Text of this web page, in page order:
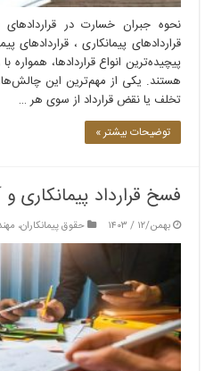
نحوه جبران خسارت در
قراردادهای پیمانکاری ، قراردادهای
پیچیده‌ترین انواع قراردادها،
هستند. یکی از مهم‌ترین این
تخلف یا نقض قرارداد از سوی هر …
توضیحات بیشتر »
فسخ قرارداد پیمانکاری و
بهمن/۱۲ / ۱۴۰۳ حقوق پیمانکاران،